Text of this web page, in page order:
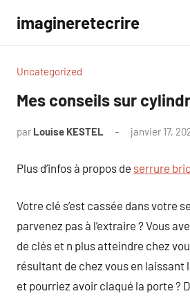
contenu
imagineretecrire
Uncategorized
Mes conseils sur
par Louise KESTEL janvier 17,
Plus d’infos à propos de serrure
Votre clé s’est cassée dans votre
parvenez pas à l’extraire ? Vous
de clés et n plus atteindre chez
résultant de chez vous en laissant
et pourriez avoir claqué la porte ?